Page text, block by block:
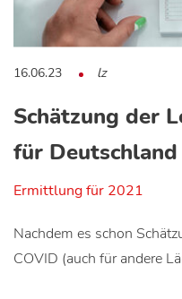
16.06.23 lz
Schätzung der
für Deutschland
Ermittlung für 2021
Nachdem es schon
COVID (auch für andere